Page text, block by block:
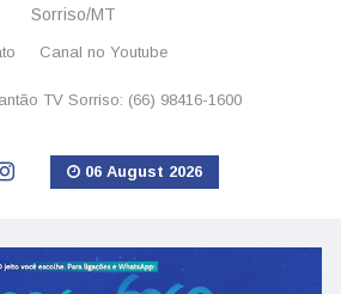
Sorriso/MT
Canal no Youtube
TV Sorriso: (66) 98416-1600
06 August 2026